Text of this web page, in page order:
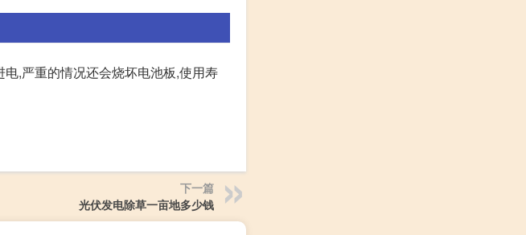
,严重的情况还会烧坏电池板,使用寿
下一篇
光伏发电除草一亩地多少钱